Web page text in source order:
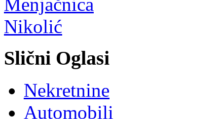
Slični Oglasi
Nekretnine
Automobili